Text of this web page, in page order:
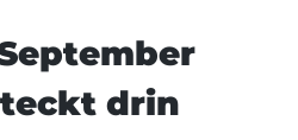
drin